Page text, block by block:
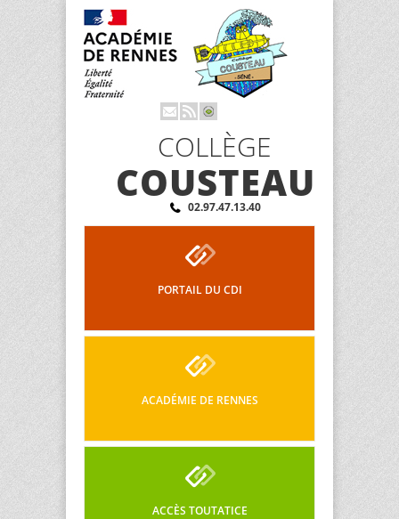
COLLÈGE
COUSTEAU
02.97.47.13.40
PORTAIL DU CDI
ACADÉMIE DE RENNES
ACCÈS TOUTATICE